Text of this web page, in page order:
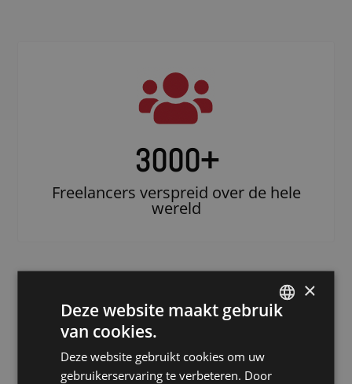
3000+
Freelancers verspreid over de hele
wereld
×
Deze website maakt gebruik
van cookies.
Deze website gebruikt cookies om uw
gebruikerservaring te verbeteren. Door